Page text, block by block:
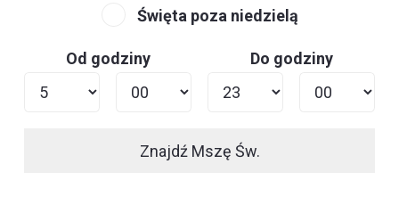
Święta poza niedzielą
Od godziny Do godziny
Znajdź Mszę Św.